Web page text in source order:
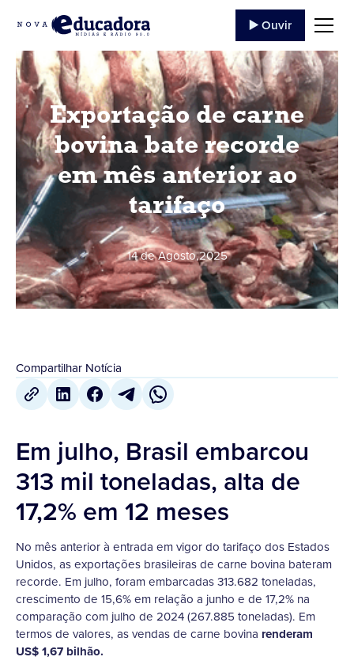
▶️ Ouvir
Exportação de carne
bovina bate recorde
em mês anterior ao
tarifaço
14 de Agosto,2025
Compartilhar Notícia
Em julho, Brasil embarcou
313 mil toneladas, alta de
17,2% em 12 meses
No mês anterior à entrada em vigor do tarifaço dos Estados
Unidos, as exportações brasileiras de carne bovina bateram
recorde. Em julho, foram embarcadas 313.682 toneladas,
crescimento de 15,6% em relação a junho e de 17,2% na
comparação com julho de 2024 (267.885 toneladas). Em
termos de valores, as vendas de carne bovina renderam
US$ 1,67 bilhão.